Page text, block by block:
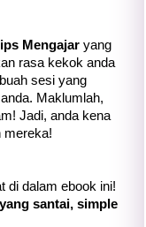
Mengajar yang
rasa kekok anda
sesi yang
Maklumlah,
Jadi, anda kena
mereka!
di dalam ebook ini!
santai, simple